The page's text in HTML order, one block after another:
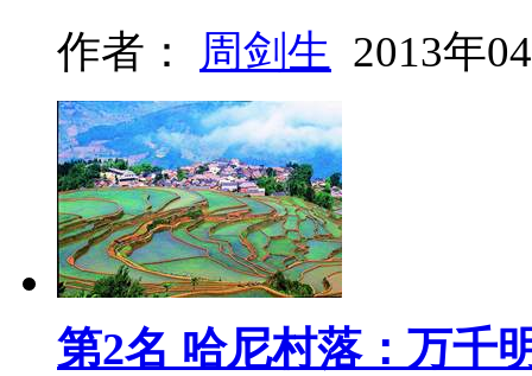
作者： 周剑生 2013年
第2名 哈尼村落：万千